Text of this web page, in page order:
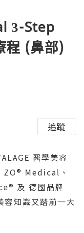
3-Step
程 (鼻部)
追蹤
醫學美容
ZO® Medical、
及 德國品牌
知識又踏前一大